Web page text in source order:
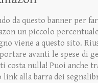
da questo banner per
un piccolo
viene a questo sito.
avanti le spese di
costa nulla! Puoi anche
link alla barra dei